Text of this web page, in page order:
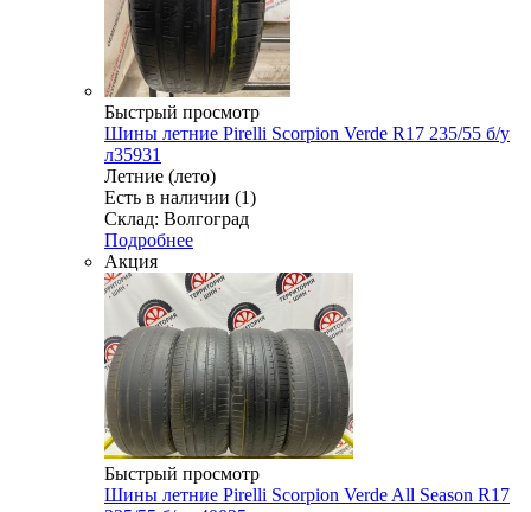
Быстрый просмотр
Шины летние Pirelli Scorpion Verde R17 235/55 б/у
л35931
Летние (лето)
Есть в наличии (1)
Склад: Волгоград
Подробнее
Акция
Быстрый просмотр
Шины летние Pirelli Scorpion Verde All Season R17